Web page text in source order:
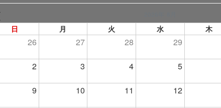
日 月 火 水 木
26 27 28 29
2 3 4 5
9 10 11 12